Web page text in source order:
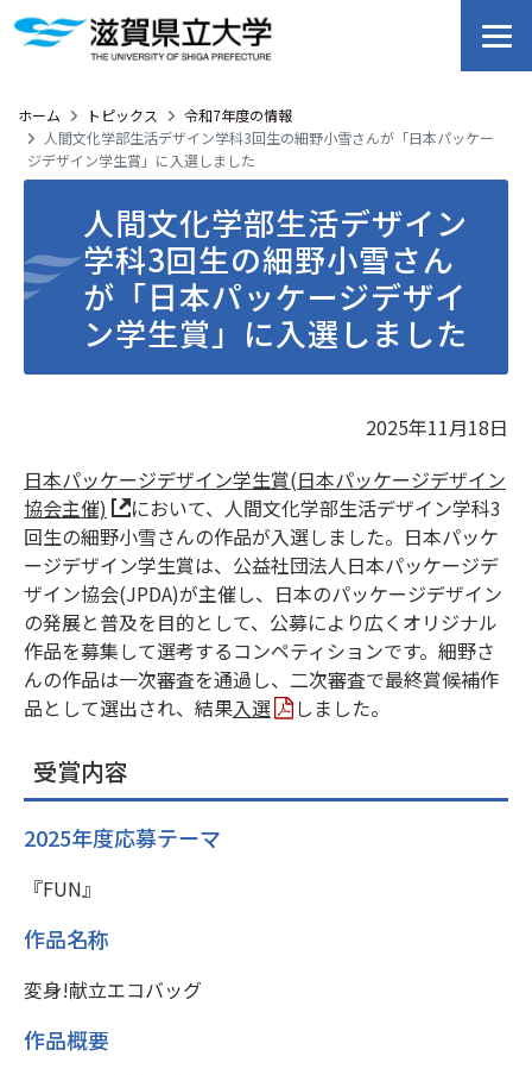
ホーム トピックス
令和7年度の情報
人間文化学部生活デザイン学科3回生の細野小雪さんが「日本パッケー
ジデザイン学生賞」に入選しました
人間文化学部生活デザイン
学科3回生の細野小雪さん
が「日本パッケージデザイ
ン学生賞」に入選しました
2025年11月18日
日本パッケージデザイン学生賞(日本パッケージデザイン
協会主催)
において、人間文化学部生活デザイン学科3
回生の細野小雪さんの作品が入選しました。日本パッケ
ージデザイン学生賞は、公益社団法人日本パッケージデ
ザイン協会(JPDA)が主催し、日本のパッケージデザイン
の発展と普及を目的として、公募により広くオリジナル
作品を募集して選考するコンペティションです。細野さ
んの作品は一次審査を通過し、二次審査で最終賞候補作
品として選出され、結果入選 しました。
受賞内容
2025年度応募テーマ
『FUN』
作品名称
変身!献立エコバッグ
作品概要